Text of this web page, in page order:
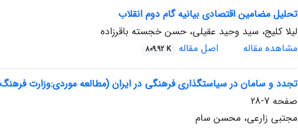
تحلیل مضامین اقتصادی بیانیه گام دوم انقلاب
لیلا کلیج، سید وحید عقیلی، حسن خجسته باقرزاده
مشاهده مقاله
اصل مقاله 809.92 K
تجدد و سامان در سیاستگذاری فرهنگی در ایران (مطالعه موردی:وزارت فرهنگ و ارشاد
صفحه 7-28
مجتبی زارعی، محسن سام